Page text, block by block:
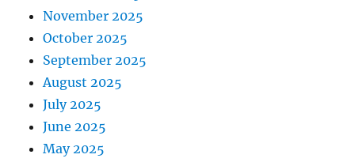
November 2025
October 2025
September 2025
August 2025
July 2025
June 2025
May 2025